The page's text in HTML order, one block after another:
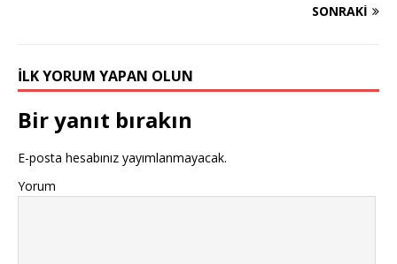
SONRAKI
İLK YORUM YAPAN OLUN
Bir yanıt bırakın
E-posta hesabınız yayımlanmayacak.
Yorum